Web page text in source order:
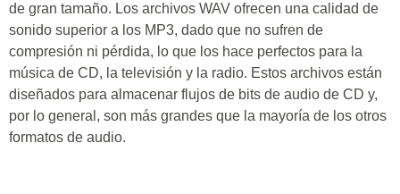
de gran tamaño. Los archivos WAV ofrecen una calidad de
sonido superior a los MP3, dado que no sufren de
compresión ni pérdida, lo que los hace perfectos para la
música de CD, la televisión y la radio. Estos archivos están
diseñados para almacenar flujos de bits de audio de CD y,
por lo general, son más grandes que la mayoría de los otros
formatos de audio.